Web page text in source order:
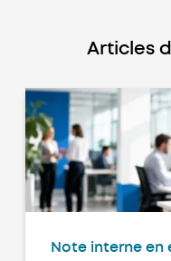
Articles
Note interne en